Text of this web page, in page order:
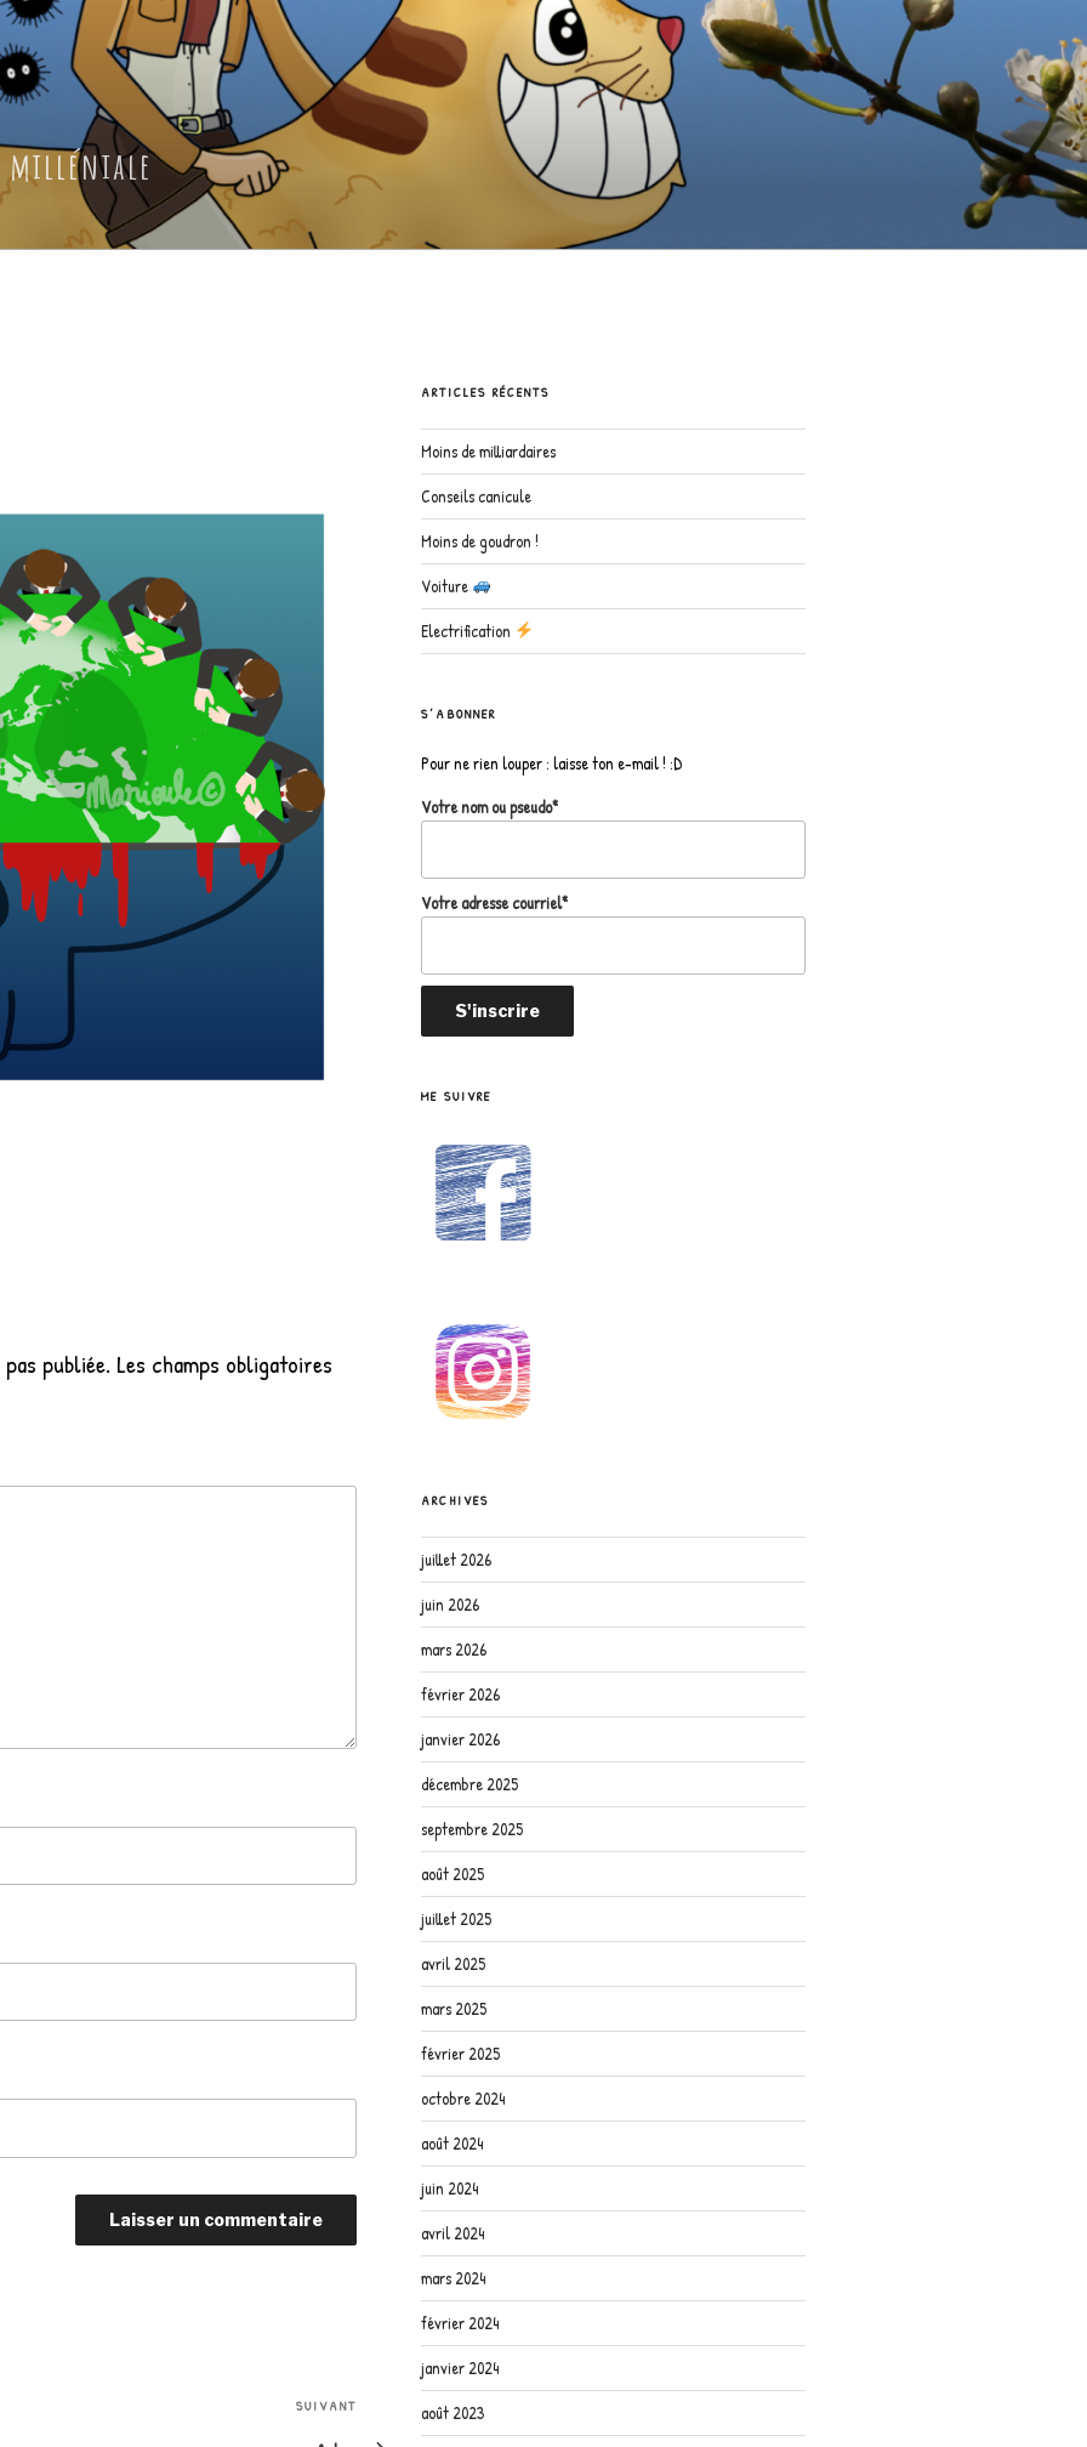
publiée. Les champs obligatoires
suivant
SUIVANT
ARTICLES RÉCENTS
Moins de milliardaires
Conseils canicule
Moins de goudron !
Voiture
Electrification
S’ABONNER
Pour ne rien louper : laisse ton e-mail ! :D
Votre nom ou pseudo*
Votre adresse courriel*
ME SUIVRE
ARCHIVES
juillet 2026
juin 2026
mars 2026
février 2026
janvier 2026
décembre 2025
septembre 2025
août 2025
juillet 2025
avril 2025
mars 2025
février 2025
octobre 2024
août 2024
juin 2024
avril 2024
mars 2024
février 2024
janvier 2024
août 2023